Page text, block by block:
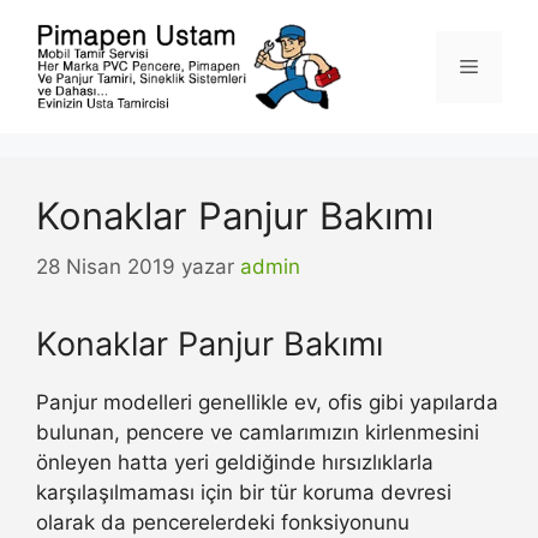
Menü
Konaklar Panjur Bakımı
28 Nisan 2019 yazar admin
Konaklar Panjur Bakımı
Panjur modelleri genellikle ev, ofis gibi yapılarda
bulunan, pencere ve camlarımızın kirlenmesini
önleyen hatta yeri geldiğinde hırsızlıklarla
karşılaşılmaması için bir tür koruma devresi
olarak da pencerelerdeki fonksiyonunu